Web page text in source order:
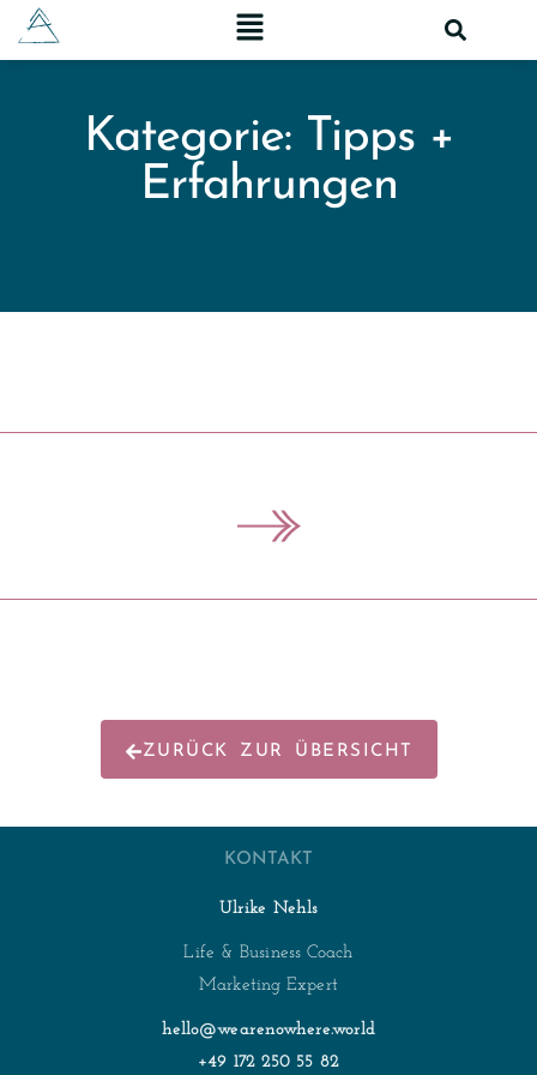
Kategorie: Tipps +
Erfahrungen
ZURÜCK ZUR ÜBERSICHT
KONTAKT
Ulrike Nehls
Life & Business Coach
Marketing Expert
hello@wearenowhere.world
+49 172 250 55 82